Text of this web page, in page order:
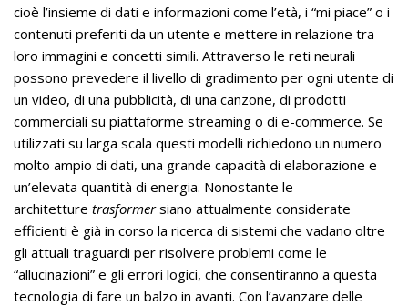
cioè l’insieme di dati e informazioni come l’età, i “mi piace” o i
contenuti preferiti da un utente e mettere in relazione tra
loro immagini e concetti simili. Attraverso le reti neurali
possono prevedere il livello di gradimento per ogni utente di
un video, di una pubblicità, di una canzone, di prodotti
commerciali su piattaforme streaming o di e-commerce. Se
utilizzati su larga scala questi modelli richiedono un numero
molto ampio di dati, una grande capacità di elaborazione e
un’elevata quantità di energia. Nonostante le
architetture trasformersiano attualmente considerate
efficienti è già in corso la ricerca di sistemi che vadano oltre
gli attuali traguardi per risolvere problemi come le
“allucinazioni” e gli errori logici, che consentiranno a questa
tecnologia di fare un balzo in avanti. Con l’avanzare delle